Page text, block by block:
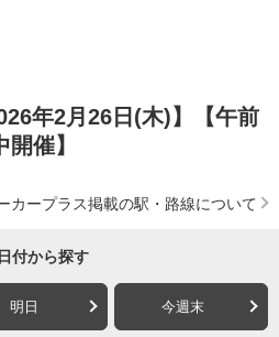
年2月26日(木)】【午前
開催】
カープラス掲載の駅・路線について
日付から探す
明日 今週末